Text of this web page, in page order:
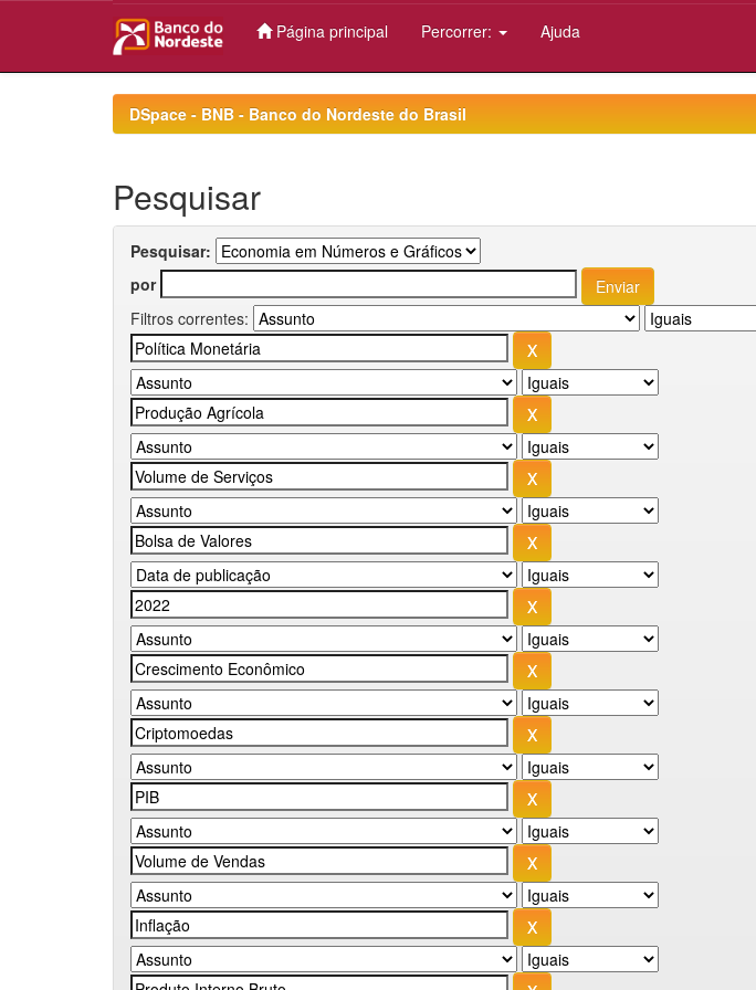
Página principal Percorrer: Ajuda
DSpace - BNB - Banco do Nordeste do Brasil
Pesquisar
Pesquisar:
por
Filtros correntes: